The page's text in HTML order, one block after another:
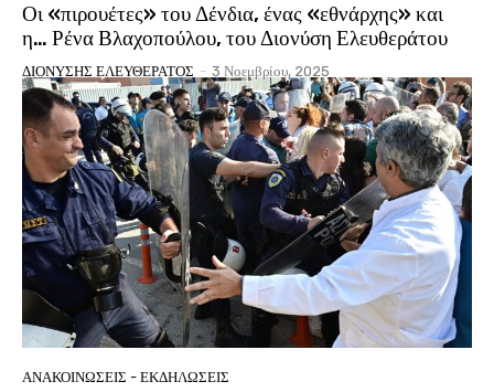
Οι «πιρουέτες» του Δένδια, ένας «εθνάρχης» και
η… Ρένα Βλαχοπούλου, του Διονύση Ελευθεράτου
ΔΙΟΝΥΣΗΣ ΕΛΕΥΘΕΡΑΤΟΣ - 3 Νοεμβρίου, 2025
ΑΝΑΚΟΙΝΩΣΕΙΣ - ΕΚΔΗΛΩΣΕΙΣ